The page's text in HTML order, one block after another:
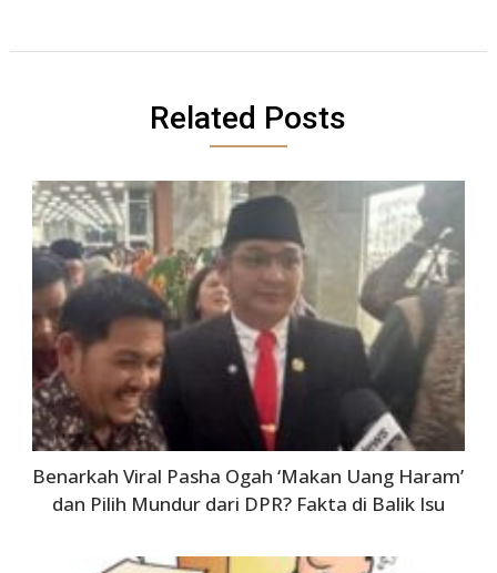
Related Posts
Benarkah Viral Pasha Ogah ‘Makan Uang Haram’
dan Pilih Mundur dari DPR? Fakta di Balik Isu